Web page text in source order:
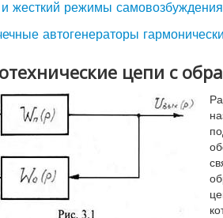
жесткий режимы
автогенераторы
цепи с